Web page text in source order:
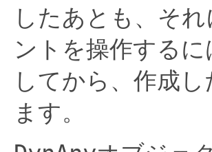
したあとも、そ
ントを操作する
してから、作成し
ます。